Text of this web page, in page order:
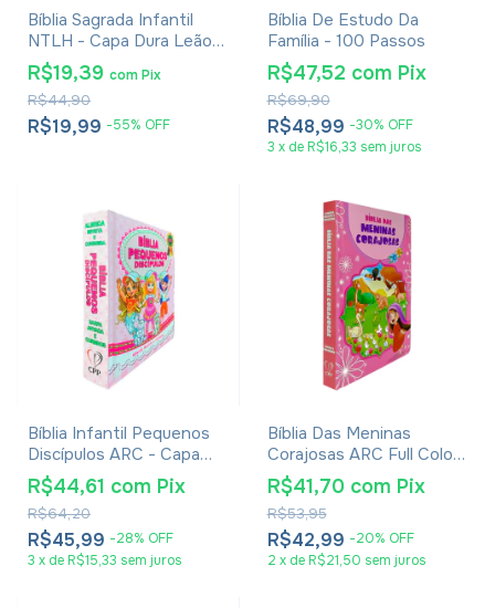
Bíblia Sagrada Infantil
NTLH - Capa Dura Leão
Cinza
R$19,99 -55% OFF
R$44,90
R$19,39 comPix
Bíblia De Estudo Da
Família - 100 Passos
R$48,99 -30% OFF
R$69,90
R$47,52 com Pix
3 x de R$16,33 sem juros
Bíblia Infantil Pequenos
Discípulos ARC - Capa
Dura Rosa
R$45,99 -28% OFF
R$64,20
R$44,61 com Pix
3 x de R$15,33 sem juros
Bíblia Das Meninas
Corajosas ARC Full Color
Com Harpa - Capa Dura
Rosa
R$42,99 -20% OFF
R$53,95
R$41,70 com Pix
2 x de R$21,50 sem juros